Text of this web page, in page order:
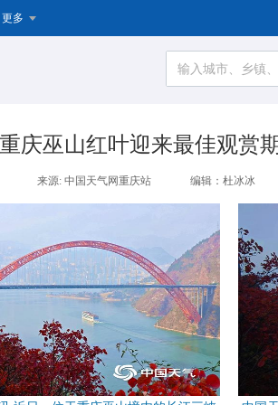
更多
庆巫山红叶迎来最佳观赏
来源: 中国天气网重庆站 编辑：杜冰冰